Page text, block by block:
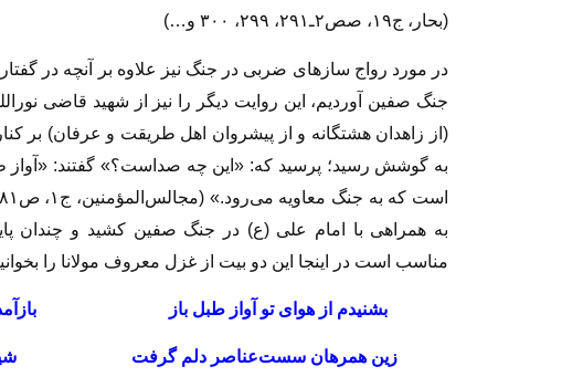
(بحار، ج۱۹، صص۲ـ۲۹۱، ۲۹۹، ۳۰۰ و…)
در مورد رواج سازهای ضربی در جنگ نیز علاوه بر آنچه در
جنگ صفین آوردیم، این روایت دیگر را نیز از شهید قاضی
(از زاهدان هشتگانه و از پیشروان اهل طریقت و عرفان) بر
به گوشش رسید؛ پرسید که: «این چه صداست؟» گفتند:
به همراهی با امام علی (ع) در جنگ صفین کشید و چندان
مناسب است در اینجا این دو بیت از غزل معروف مولانا را
بشنیدم از هوای تو آواز طبل باز بازآمدم
زین همرهان سست‌عناصر دلم گرفت شیر